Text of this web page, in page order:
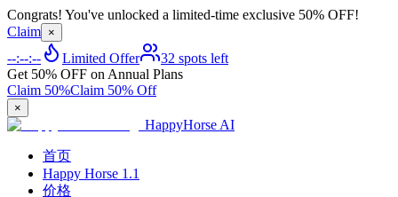
Congrats! You've unlocked a limited-time exclusive 50% OFF!
Claim ×
--:--:-- Limited Offer
32 spots left
Get 50% OFF on Annual Plans
Claim 50%Claim 50% Off
×
HappyHorse AI
首页
Happy Horse 1.1
价格